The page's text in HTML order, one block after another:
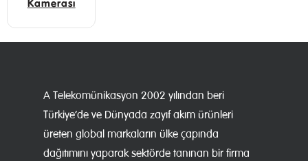
Kamerası
A Telekomünikasyon 2002 yılından beri
Türkiye’de ve Dünyada zayıf akım ürünleri
üreten global markaların ülke çapında
dağıtımını yaparak sektörde tanınan bir firma